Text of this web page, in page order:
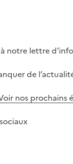
notre lettre
de
nos prochains